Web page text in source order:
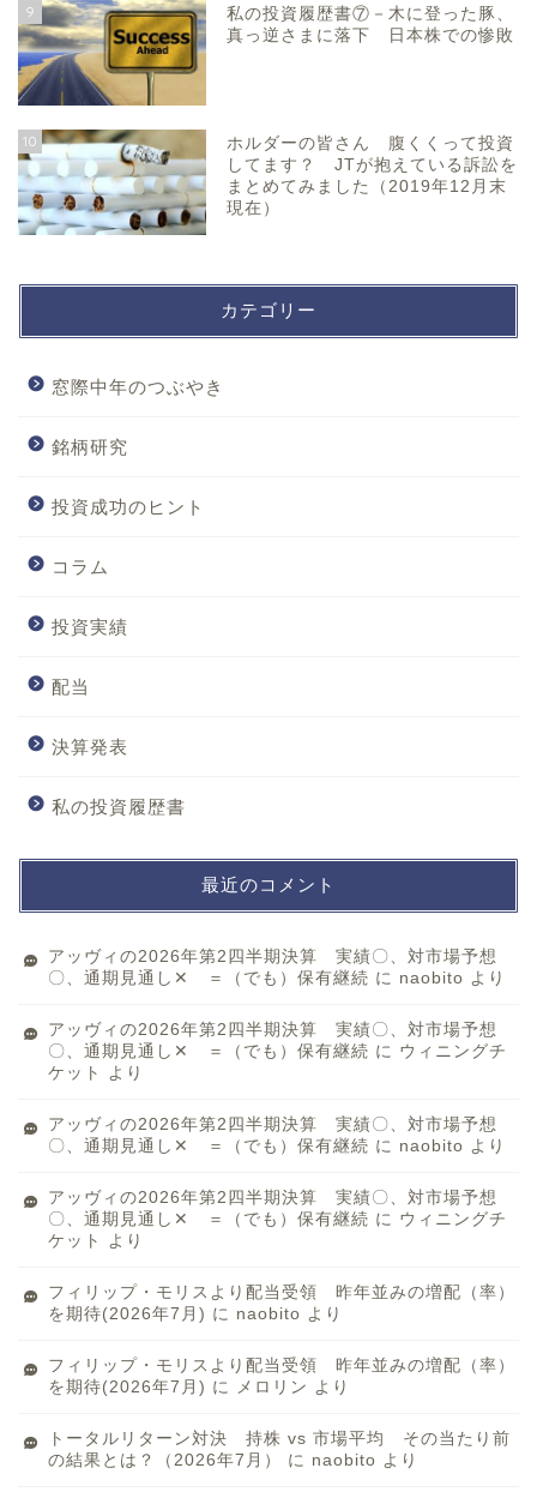
9
私の投資履歴書⑦－木に登った豚、
真っ逆さまに落下 日本株での惨敗
10
ホルダーの皆さん 腹くくって投資
してます？ JTが抱えている訴訟を
まとめてみました（2019年12月末
現在）
カテゴリー
窓際中年のつぶやき
銘柄研究
投資成功のヒント
コラム
投資実績
配当
決算発表
私の投資履歴書
最近のコメント
アッヴィの2026年第2四半期決算 実績〇、対市場予想
〇、通期見通し✕ ＝（でも）保有継続 に naobito より
アッヴィの2026年第2四半期決算 実績〇、対市場予想
〇、通期見通し✕ ＝（でも）保有継続 に ウィニングチ
ケット
より
アッヴィの2026年第2四半期決算 実績〇、対市場予想
〇、通期見通し✕ ＝（でも）保有継続 に naobito より
アッヴィの2026年第2四半期決算 実績〇、対市場予想
〇、通期見通し✕ ＝（でも）保有継続 に ウィニングチ
ケット
より
フィリップ・モリスより配当受領 昨年並みの増配（率）
を期待(2026年7月) に naobito より
フィリップ・モリスより配当受領 昨年並みの増配（率）
を期待(2026年7月) に メロリン より
トータルリターン対決 持株 vs 市場平均 その当たり前
の結果とは？（2026年7月）
に naobito より